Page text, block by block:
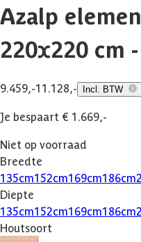
Azalp
220x220 cm
9.459,-11.128,- Incl. BTW
Je bespaart € 1.669,-
Niet op voorraad
Breedte
135cm152cm169cm186cm
Diepte
135cm152cm169cm186cm
Houtsoort